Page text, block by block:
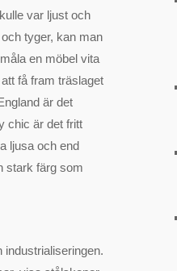
var ljust och
tyger, kan man
en möbel vita
få fram träslaget
är det
chic är det fritt
ljusa och end
stark färg som
industrialiseringen.